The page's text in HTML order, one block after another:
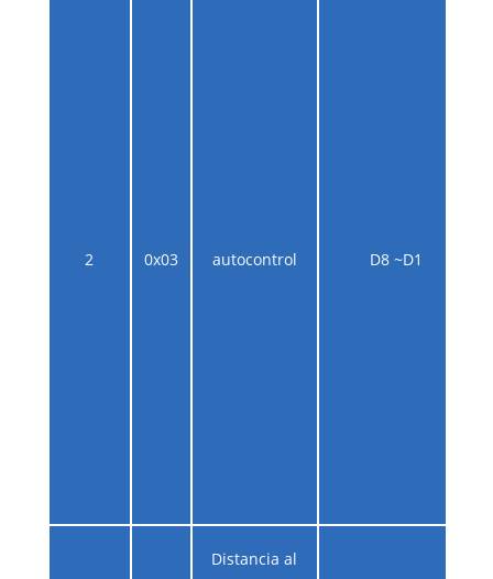
2 0x03 autocontrol D8 ~D1
Distancia al